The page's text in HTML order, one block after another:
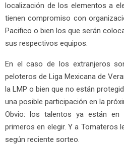
localización de los elementos a
tienen compromiso con
Pacifico o bien los que serán
sus respectivos equipos.
En el caso de los extranjeros
peloteros de Liga Mexicana de
la LMP o bien que no están
una posible participación en la
Obvio: los talentos ya están en
primeros en elegir. Y a Tomateros
según reciente sorteo.